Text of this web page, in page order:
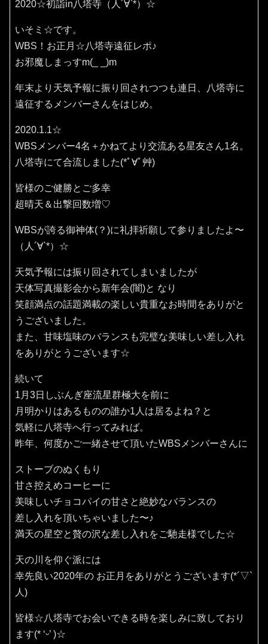
2020☆初詣in八塔寺（人´∀`*）☆
いそミ☆です。
WBS！お正月☆八塔寺遠征レポ♪
お邪魔しまっすm(_ _)m
年末より天気予報に振り回されつつも連日、八塔寺に
遠征するメンバーさんをはじめ。
2020.1.1☆
WBSメンバー4名＋かねてより交流ある星友さん1名。
八塔寺にて合流しました(*ﾟ∀ﾟ艸)
皆様のご健勝とご多幸
超晴天＆出撃回数増♡
WBSが誇る御神体(？)に礼拝祈願して参りましたよ〜
（人´∀`*）☆
天気予報には振り回されてしまいましたが
天体写真撮影会から新年会(闇)と なり
笑顔満点の話題満載の楽しい貴重なお時間をありがと
うございました。
また、甘味塩味のバランスも完璧な美味しい差し入れ
をありがとうございます☆
続いて
1月3日しぶんぎ座流星群極大を前に
月明かりはあるものの誰か1人は居るよね？と
気軽に八塔寺へ行ってみれば。
昨年、何度かご一緒させて頂いたWBSメンバーさんに
ストーブのぬくもり
甘さ控えめコーヒーに
美味しいチョコパイの甘さと絶妙なバランスの
差し入れを頂いちゃいました〜♪
満天の星空と贅の沢な差し入れをご馳走様でした☆
天の川を仰ぐ派には
幸先良い2020年の お正月をありがとうございます(*´▽`
人)
皆様☆八塔寺でお会いできる時を楽しみに致しており
ます(* ‘ᵕ’ )☆